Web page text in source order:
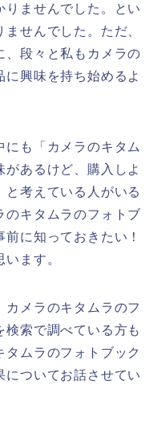
りませんでした。とい
せんでした。ただ、
、段々と私もカメラの
興味を持ち始めるよ
にも「カメラのキタム
あるけど、購入しよ
と考えている人がいる
のキタムラのフォトブ
に知っておきたい！
ます。
カメラのキタムラのフ
検索で調べている方も
ムラのフォトブック
についてお話させてい